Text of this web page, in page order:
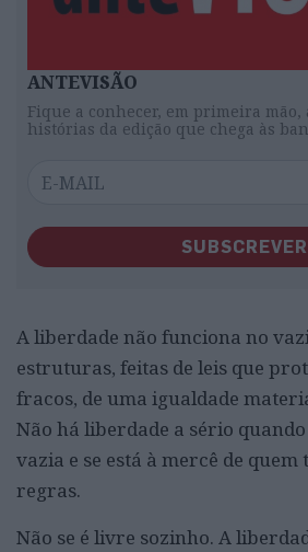
ANTEVISÃO
Fique a conhecer, em primeira
histórias da edição que chega às
SUBSCREVER
A liberdade não funciona no
estruturas, feitas de leis que
fracos, de uma igualdade
Não há liberdade a sério
vazia e se está à mercê de quem
regras.
Não se é livre sozinho. A